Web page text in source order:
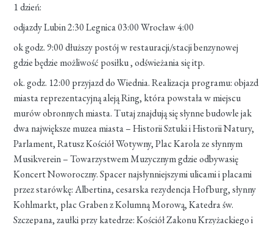
1 dzień:
odjazdy Lubin 2:30 Legnica 03:00 Wrocław 4:00
ok godz. 9:00 dłuższy postój w restauracji/stacji benzynowej
gdzie będzie możliwość posiłku , odświeżania się itp.
ok. godz. 12:00 przyjazd do Wiednia. Realizacja programu: objazd
miasta reprezentacyjną aleją Ring, która powstała w miejscu
murów obronnych miasta. Tutaj znajdują się słynne budowle jak
dwa największe muzea miasta – Historii Sztuki i Historii Natury,
Parlament, Ratusz Kościół Wotywny, Plac Karola ze słynnym
Musikverein – Towarzystwem Muzycznym gdzie odbywasię
Koncert Noworoczny. Spacer najsłynniejszymi ulicami i placami
przez starówkę: Albertina, cesarska rezydencja Hofburg, słynny
Kohlmarkt, plac Graben z Kolumną Morową, Katedra św.
Szczepana, zaułki przy katedrze: Kościół Zakonu Krzyżackiego i